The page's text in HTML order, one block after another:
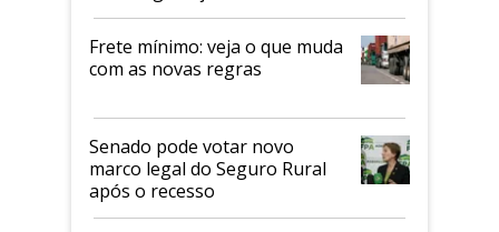
Frete mínimo: veja o que muda
com as novas regras
Senado pode votar novo
marco legal do Seguro Rural
após o recesso